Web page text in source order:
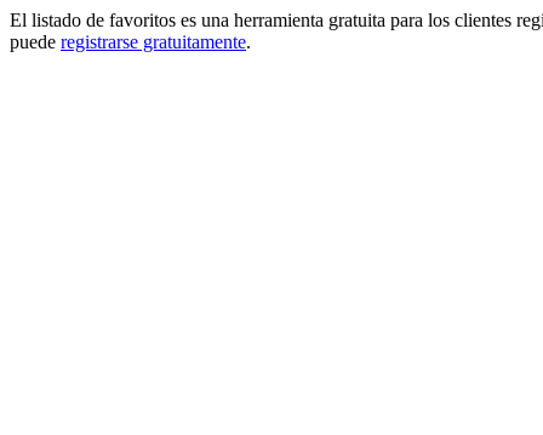
El listado de favoritos es una herramienta gratuita para los clientes
puede registrarse gratuitamente.